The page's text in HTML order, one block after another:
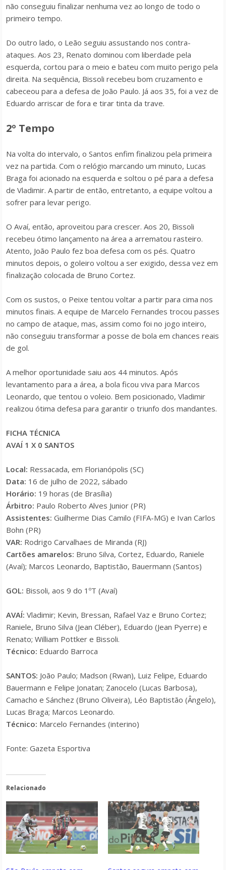
não conseguiu finalizar nenhuma vez ao longo de todo o
primeiro tempo.
Do outro lado, o Leão seguiu assustando nos contra-
ataques. Aos 23, Renato dominou com liberdade pela
esquerda, cortou para o meio e bateu com muito perigo pela
direita. Na sequência, Bissoli recebeu bom cruzamento e
cabeceou para a defesa de João Paulo. Já aos 35, foi a vez de
Eduardo arriscar de fora e tirar tinta da trave.
2º Tempo
Na volta do intervalo, o Santos enfim finalizou pela primeira
vez na partida. Com o relógio marcando um minuto, Lucas
Braga foi acionado na esquerda e soltou o pé para a defesa
de Vladimir. A partir de então, entretanto, a equipe voltou a
sofrer para levar perigo.
O Avaí, então, aproveitou para crescer. Aos 20, Bissoli
recebeu ótimo lançamento na área a arrematou rasteiro.
Atento, João Paulo fez boa defesa com os pés. Quatro
minutos depois, o goleiro voltou a ser exigido, dessa vez em
finalização colocada de Bruno Cortez.
Com os sustos, o Peixe tentou voltar a partir para cima nos
minutos finais. A equipe de Marcelo Fernandes trocou passes
no campo de ataque, mas, assim como foi no jogo inteiro,
não conseguiu transformar a posse de bola em chances reais
de gol.
A melhor oportunidade saiu aos 44 minutos. Após
levantamento para a área, a bola ficou viva para Marcos
Leonardo, que tentou o voleio. Bem posicionado, Vladimir
realizou ótima defesa para garantir o triunfo dos mandantes.
FICHA TÉCNICA
AVAÍ 1 X 0 SANTOS
Local: Ressacada, em Florianópolis (SC)
Data: 16 de julho de 2022, sábado
Horário: 19 horas (de Brasília)
Árbitro: Paulo Roberto Alves Junior (PR)
Assistentes: Guilherme Dias Camilo (FIFA-MG) e Ivan Carlos
Bohn (PR)
VAR: Rodrigo Carvalhaes de Miranda (RJ)
Cartões amarelos: Bruno Silva, Cortez, Eduardo, Raniele
(Avaí); Marcos Leonardo, Baptistão, Bauermann (Santos)
GOL: Bissoli, aos 9 do 1ºT (Avaí)
AVAÍ: Vladimir; Kevin, Bressan, Rafael Vaz e Bruno Cortez;
Raniele, Bruno Silva (Jean Cléber), Eduardo (Jean Pyerre) e
Renato; William Pottker e Bissoli.
Técnico: Eduardo Barroca
SANTOS: João Paulo; Madson (Rwan), Luiz Felipe, Eduardo
Bauermann e Felipe Jonatan; Zanocelo (Lucas Barbosa),
Camacho e Sánchez (Bruno Oliveira), Léo Baptistão (Ângelo),
Lucas Braga; Marcos Leonardo.
Técnico: Marcelo Fernandes (interino)
Fonte: Gazeta Esportiva
Relacionado